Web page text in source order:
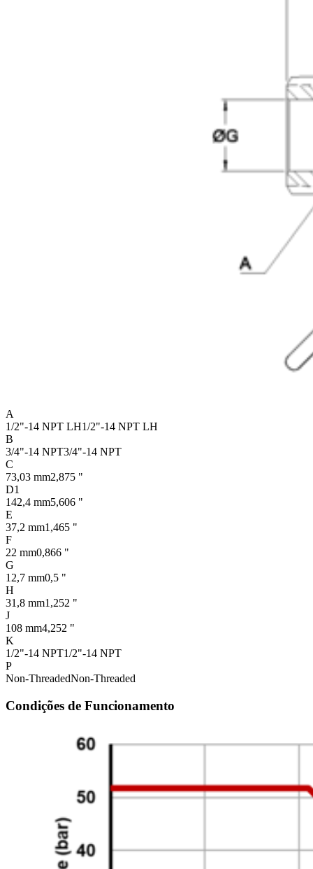
A
1/2"-14 NPT LH1/2"-14 NPT LH
B
3/4"-14 NPT3/4"-14 NPT
C
73,03 mm2,875 "
D1
142,4 mm5,606 "
E
37,2 mm1,465 "
F
22 mm0,866 "
G
12,7 mm0,5 "
H
31,8 mm1,252 "
J
108 mm4,252 "
K
1/2"-14 NPT1/2"-14 NPT
P
Non-ThreadedNon-Threaded
Condições de Funcionamento